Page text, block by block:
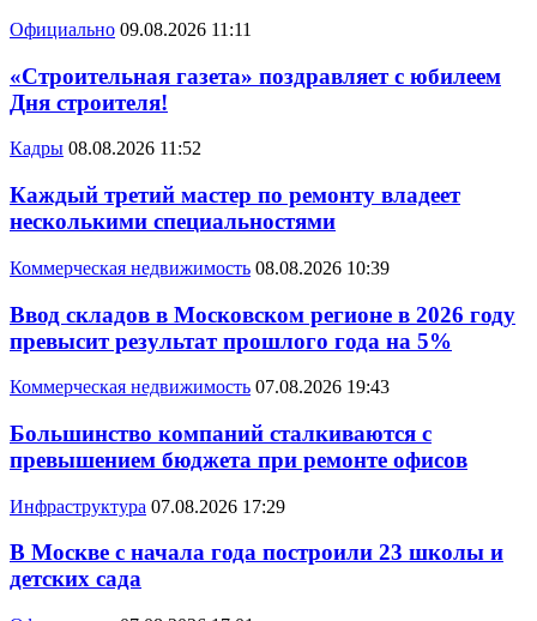
Официально 09.08.2026 11:11
«Строительная газета» поздравляет с юбилеем
Дня строителя!
Кадры 08.08.2026 11:52
Каждый третий мастер по ремонту владеет
несколькими специальностями
Коммерческая недвижимость 08.08.2026 10:39
Ввод складов в Московском регионе в 2026 году
превысит результат прошлого года на 5%
Коммерческая недвижимость 07.08.2026 19:43
Большинство компаний сталкиваются с
превышением бюджета при ремонте офисов
Инфраструктура 07.08.2026 17:29
В Москве с начала года построили 23 школы и
детских сада